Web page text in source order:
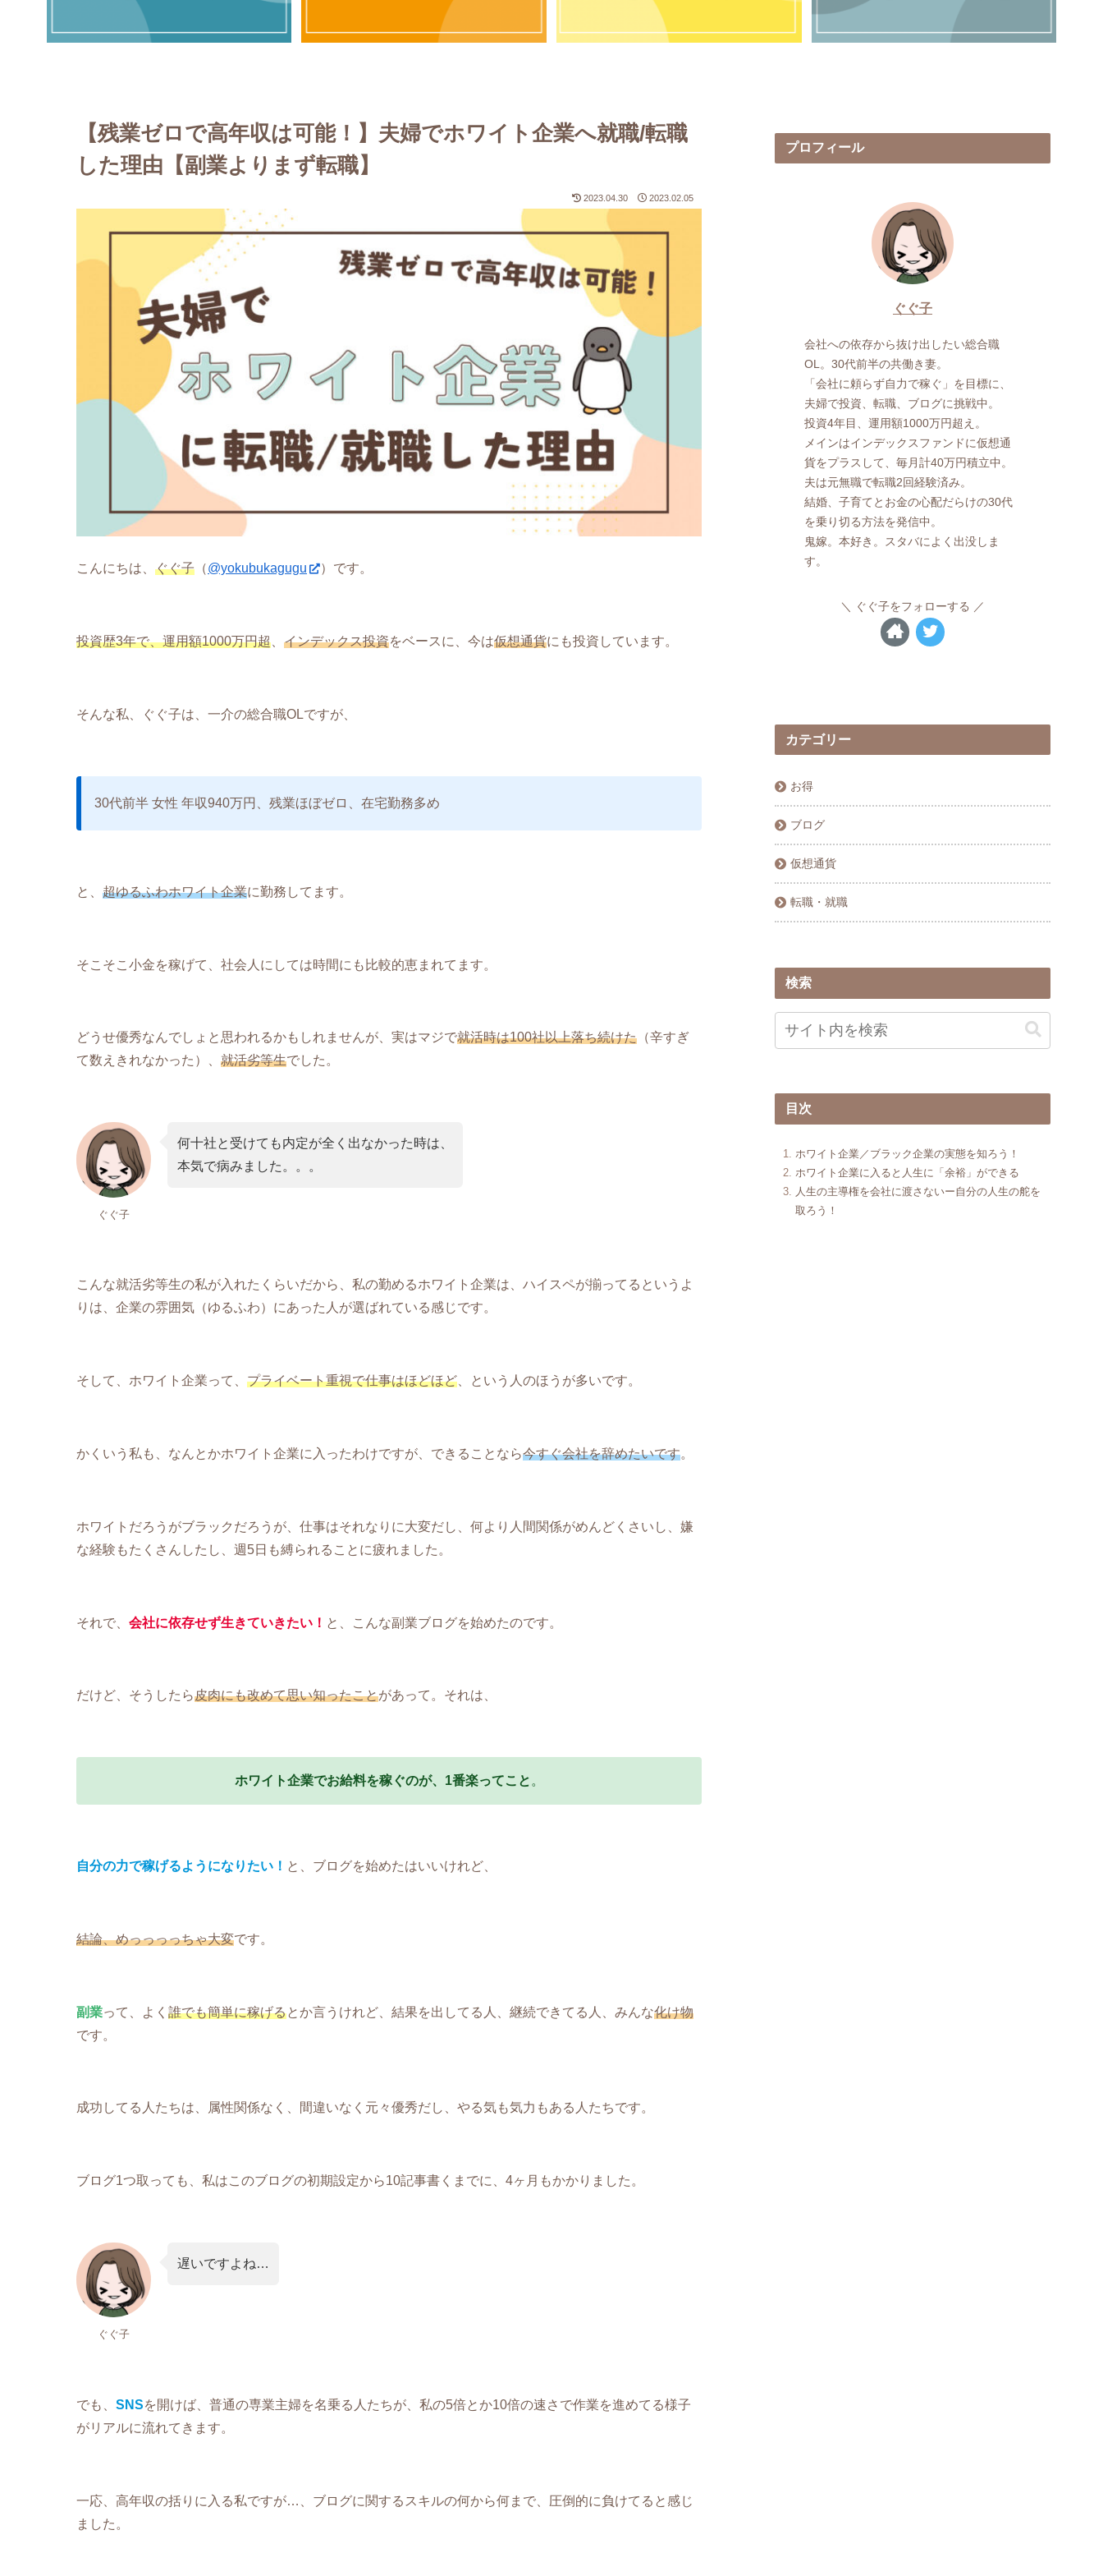
【残業ゼロで高年収は可能！】夫婦でホワイト企業へ就職/転職
した理由【副業よりまず転職】
2023.04.30 2023.02.05
こんにちは、 ぐぐ子 （@yokubukagugu ）です。
投資歴3年で、運用額1000万円超 インデックス投資をベースに、今は仮想通貨にも投資しています。
そんな私、ぐぐ子は、一介の総合職OLですが、
30代前半 女性 年収940万円、残業ほぼゼロ、在宅勤務多め
と、 超ゆるふわホワイト企業に勤務してます。
そこそこ小金を稼げて、社会人にしては時間にも比較的恵まれてます。
どうせ優秀なんでしょと思われるかもしれませんが、実はマジで就活時は100社以上落ち続けた （辛すぎ
て数えきれなかった）、 就活劣等生でした。
ぐぐ子
何十社と受けても内定が全く出なかった時は、
本気で病みました。。。
こんな就活劣等生の私が入れたくらいだから、私の勤めるホワイト企業は、ハイスペが揃ってるというよ
りは、企業の雰囲気（ゆるふわ）にあった人が選ばれている感じです。
そして、ホワイト企業って、 プライベート重視で仕事はほどほど 、という人のほうが多いです。
かくいう私も、なんとかホワイト企業に入ったわけですが、できることなら今すぐ会社を辞めたいです。
ホワイトだろうがブラックだろうが、仕事はそれなりに大変だし、何より人間関係がめんどくさいし、嫌
な経験もたくさんしたし、週5日も縛られることに疲れました。
それで、 会社に依存せず生きていきたい！ と、こんな副業ブログを始めたのです。
だけど、そうしたら皮肉にも改めて思い知ったことがあって。それは、
ホワイト企業でお給料を稼ぐのが、1番楽ってこと 。
自分の力で稼げるようになりたい！ と、ブログを始めたはいいけれど、
結論、めっっっっちゃ大変です。
副業って、よく 誰でも簡単に稼げるとか言うけれど、結果を出してる人、継続できてる人、みんな化け物
です。
成功してる人たちは、属性関係なく、間違いなく元々優秀だし、やる気も気力もある人たちです。
ブログ1つ取っても、私はこのブログの初期設定から10記事書くまでに、4ヶ月もかかりました。
ぐぐ子
遅いですよね…
でも、 SNSを開けば、普通の専業主婦を名乗る人たちが、私の5倍とか10倍の速さで作業を進めてる様子
がリアルに流れてきます。
一応、高年収の括りに入る私ですが…、ブログに関するスキルの何から何まで、圧倒的に負けてると感じ
ました。
プロフィール
ぐぐ子
会社への依存から抜け出したい総合職
OL。30代前半の共働き妻。
「会社に頼らず自力で稼ぐ」を目標に、
夫婦で投資、転職、ブログに挑戦中。
投資4年目、運用額1000万円超え。
メインはインデックスファンドに仮想通
貨をプラスして、毎月計40万円積立中。
夫は元無職で転職2回経験済み。
結婚、子育てとお金の心配だらけの30代
を乗り切る方法を発信中。
鬼嫁。本好き。スタバによく出没しま
す。
ぐぐ子をフォローする
カテゴリー
お得
ブログ
仮想通貨
転職・就職
検索
目次
ホワイト企業／ブラック企業の実態を知ろう！
ホワイト企業に入ると人生に「余裕」ができる
人生の主導権を会社に渡さないー自分の人生の舵を
取ろう！